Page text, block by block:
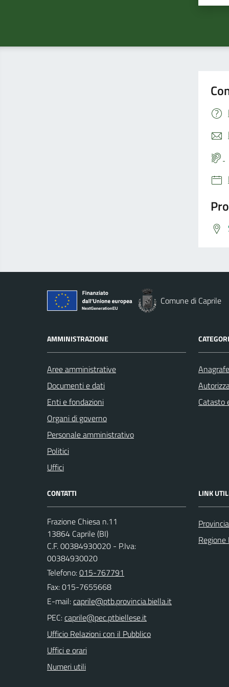
Comune di Caprile
AMMINISTRAZIONE
Aree amministrative
Documenti e dati
Enti e fondazioni
Organi di governo
Personale amministrativo
Politici
Uffici
Catasto
CONTATTI
Frazione Chiesa n.11
13864 Caprile (BI)
C.F. 00384930020 - P.Iva:
00384930020
Telefono:015-767791
Fax: 015-7655668
E-mail:
PEC:
Ufficio Relazioni con il Pubblico
Uffici e orari
Numeri utili
LINK